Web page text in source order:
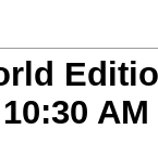
10:30 AM